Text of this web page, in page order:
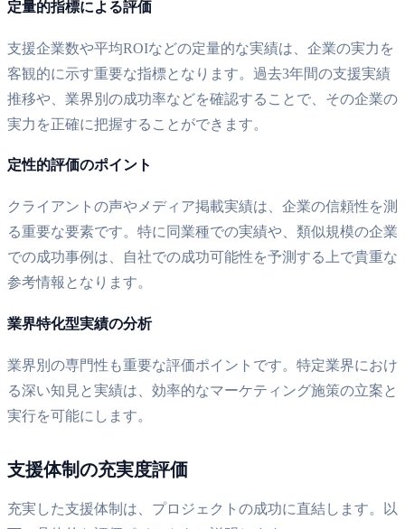
定量的指標による評価
支援企業数や平均ROIなどの定量的な実績は、企業の実力を
客観的に示す重要な指標となります。過去3年間の支援実績
推移や、業界別の成功率などを確認することで、その企業の
実力を正確に把握することができます。
定性的評価のポイント
クライアントの声やメディア掲載実績は、企業の信頼性を測
る重要な要素です。特に同業種での実績や、類似規模の企業
での成功事例は、自社での成功可能性を予測する上で貴重な
参考情報となります。
業界特化型実績の分析
業界別の専門性も重要な評価ポイントです。特定業界におけ
る深い知見と実績は、効率的なマーケティング施策の立案と
実行を可能にします。
支援体制の充実度評価
充実した支援体制は、プロジェクトの成功に直結します。以